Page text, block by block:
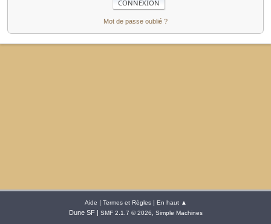
Mot de passe oublié ?
Aide | Termes et Règles| En haut ▲
Dune SF | SMF 2.1.7 © 2026 Simple Machines